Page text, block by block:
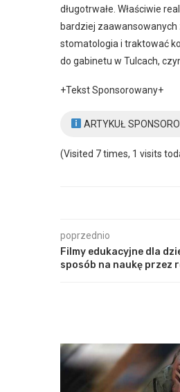
długotrwałe. Właściwie
bardziej zaawansowanych
stomatologia i traktować
do gabinetu w Tulcach,
+Tekst Sponsorowany+
ARTYKUŁ
(Visited 7 times, 1 visits
poprzednio
Filmy edukacyjne dla
sposób na naukę przez